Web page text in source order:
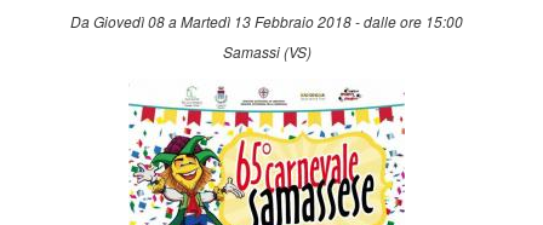
Da Giovedì 08 a Martedì 13 Febbraio 2018 - dalle ore 15:00
Samassi (VS)